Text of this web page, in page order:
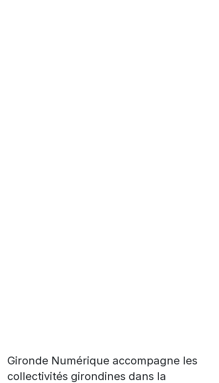
Gironde Numérique accompagne les
collectivités girondines dans la